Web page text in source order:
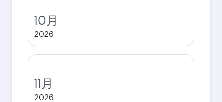
10月
2026
11月
2026